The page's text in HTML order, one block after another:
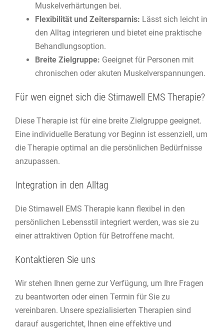
Muskelverhärtungen bei.
Flexibilität und Zeitersparnis: Lässt sich leicht in
den Alltag integrieren und bietet eine praktische
Behandlungsoption.
Breite Zielgruppe: Geeignet für Personen mit
chronischen oder akuten Muskelverspannungen.
Für wen eignet sich die Stimawell EMS Therapie?
Diese Therapie ist für eine breite Zielgruppe geeignet.
Eine individuelle Beratung vor Beginn ist essenziell, um
die Therapie optimal an die persönlichen Bedürfnisse
anzupassen.
Integration in den Alltag
Die Stimawell EMS Therapie kann flexibel in den
persönlichen Lebensstil integriert werden, was sie zu
einer attraktiven Option für Betroffene macht.
Kontaktieren Sie uns
Wir stehen Ihnen gerne zur Verfügung, um Ihre Fragen
zu beantworten oder einen Termin für Sie zu
vereinbaren. Unsere spezialisierten Therapien sind
darauf ausgerichtet, Ihnen eine effektive und